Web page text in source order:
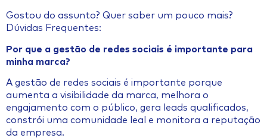
Gostou do assunto? Quer saber um pouco mais?
Dúvidas Frequentes:
Por que a gestão de redes sociais é importante para
minha marca?
A gestão de redes sociais é importante porque
aumenta a visibilidade da marca, melhora o
engajamento com o público, gera leads qualificados,
constrói uma comunidade leal e monitora a reputação
da empresa.